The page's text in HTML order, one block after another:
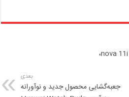
جعبه‌گشایی گوشی هوآوی nova 11i،
بعدی
جعبه‌گشایی محصول جدید و نوآورانه